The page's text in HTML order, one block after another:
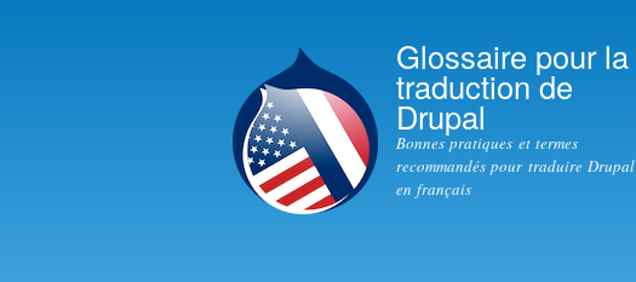
Glossaire pour la
traduction de
Drupal
Bonnes pratiques et termes
recommandés pour traduire Drupal
en français